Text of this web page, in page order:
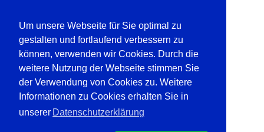
Um unsere Webseite für Sie optimal zu
gestalten und fortlaufend verbessern zu
können, verwenden wir Cookies. Durch die
weitere Nutzung der Webseite stimmen Sie
der Verwendung von Cookies zu. Weitere
Informationen zu Cookies erhalten Sie in
unserer Datenschutzerklärung